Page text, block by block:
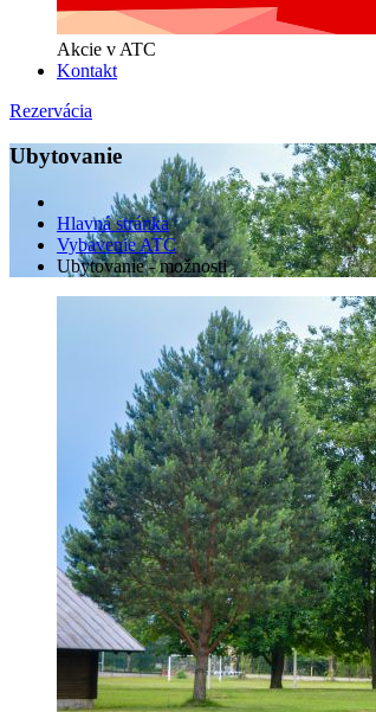
Akcie v ATC
Kontakt
Rezervácia
Ubytovanie
Hlavná stránka
Vybavenie ATC
Ubytovanie - možnosti